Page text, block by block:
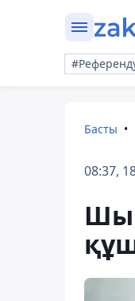
Басты
08:37,